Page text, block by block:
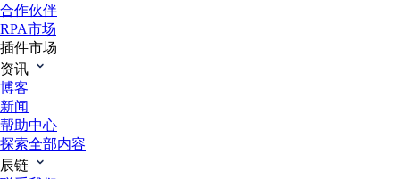
合作伙伴
RPA市场
插件市场
资讯
博客
新闻
帮助中心
探索全部内容
辰链